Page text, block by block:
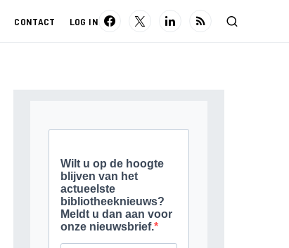
CONTACT LOG IN